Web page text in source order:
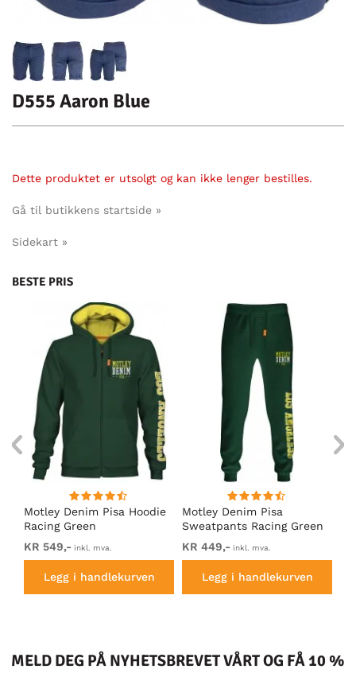
D555 Aaron Blue
Dette produktet er utsolgt og kan ikke lenger bestilles.
Gå til butikkens startside »
Sidekart »
BESTE PRIS
Motley Denim Pisa Hoodie
Racing Green
KR 549,- inkl. mva.
Legg i handlekurven
Motley Denim Pisa
Sweatpants Racing Green
KR 449,- inkl. mva.
Legg i handlekurven
MELD DEG PÅ NYHETSBREVET VÅRT OG FÅ 10 %